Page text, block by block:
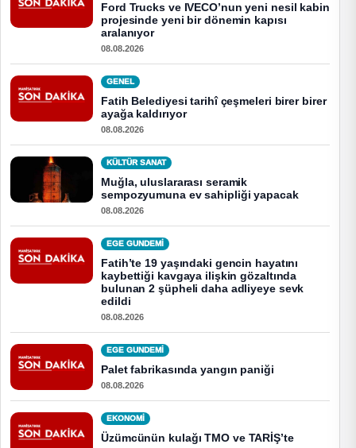
Ford Trucks ve IVECO’nun yeni nesil kabin
projesinde yeni bir dönemin kapısı
aralanıyor
08.08.2026
GENEL
Fatih Belediyesi tarihî çeşmeleri birer birer
ayağa kaldırıyor
08.08.2026
KÜLTÜR SANAT
Muğla, uluslararası seramik
sempozyumuna ev sahipliği yapacak
08.08.2026
EGE GUNDEMİ
Fatih’te 19 yaşındaki gencin hayatını
kaybettiği kavgaya ilişkin gözaltında
bulunan 2 şüpheli daha adliyeye sevk
edildi
08.08.2026
EGE GUNDEMİ
Palet fabrikasında yangın paniği
08.08.2026
EKONOMI
Üzümcünün kulağı TMO ve TARİŞ’te